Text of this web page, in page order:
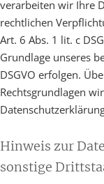
verarbeiten wir Ihre
rechtlichen
Art. 6 Abs. 1 lit. c
Grundlage unseres
DSGVO erfolgen.
Rechtsgrundlagen
Hinweis zur
sonstige